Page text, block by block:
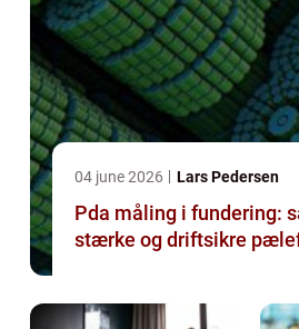
04 june 2026 Lars Pedersen
Pda måling i fundering:
stærke og driftsikre